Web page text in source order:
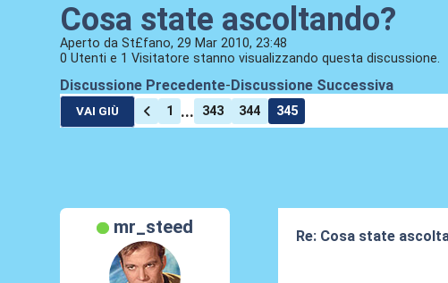
Cosa state ascoltando?
Aperto da St£fano, 29 Mar 2010, 23:48
0 Utenti e 1 Visitatore stanno visualizzando questa discussione.
Discussione Precedente- Discussione Successiva
VAI GIÙ 1 ... 343 344 345
mr_steed
Re: Cosa state